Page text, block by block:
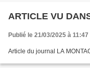
ARTICLE VU
Publié le 21/03/2025 à 11:47
Article du journal LA